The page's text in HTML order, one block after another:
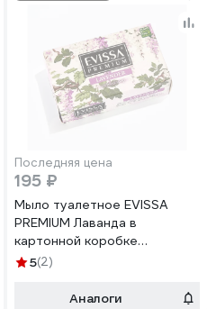
Последняя цена
195 ₽
Мыло туалетное EVISSА
PREMIUM Лаванда в
картонной коробке
(флоупак), 150гр М6531
5(2)
Аналоги